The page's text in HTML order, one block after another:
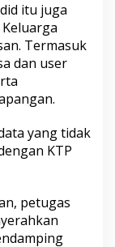
itu juga
Termasuk
dan user
yang tidak
KTP
petugas